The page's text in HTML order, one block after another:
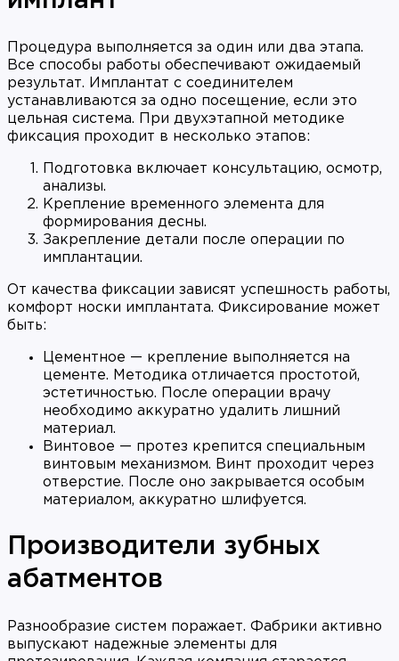
Процедура выполняется за один или два этапа.
Все способы работы обеспечивают ожидаемый
результат. Имплантат с соединителем
устанавливаются за одно посещение, если это
цельная система. При двухэтапной методике
фиксация проходит в несколько этапов:
Подготовка включает консультацию, осмотр,
анализы.
Крепление временного элемента для
формирования десны.
Закрепление детали после операции по
имплантации.
От качества фиксации зависят успешность работы,
комфорт носки имплантата. Фиксирование может
быть:
Цементное — крепление выполняется на
цементе. Методика отличается простотой,
эстетичностью. После операции врачу
необходимо аккуратно удалить лишний
материал.
Винтовое — протез крепится специальным
винтовым механизмом. Винт проходит через
отверстие. После оно закрывается особым
материалом, аккуратно шлифуется.
Производители зубных
абатментов
Разнообразие систем поражает. Фабрики активно
выпускают надежные элементы для